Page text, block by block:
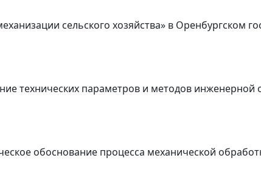
сельского хозяйства» в Оренбургском
технических параметров и методов инженерной
обоснование процесса механической